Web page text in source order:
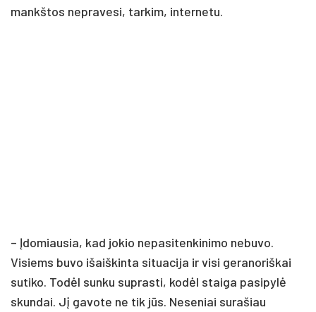
mankštos nepravesi, tarkim, internetu.
– Įdomiausia, kad jokio nepasitenkinimo nebuvo.
Visiems buvo išaiškinta situacija ir visi geranoriškai
sutiko. Todėl sunku suprasti, kodėl staiga pasipylė
skundai. Jį gavote ne tik jūs. Neseniai surašiau